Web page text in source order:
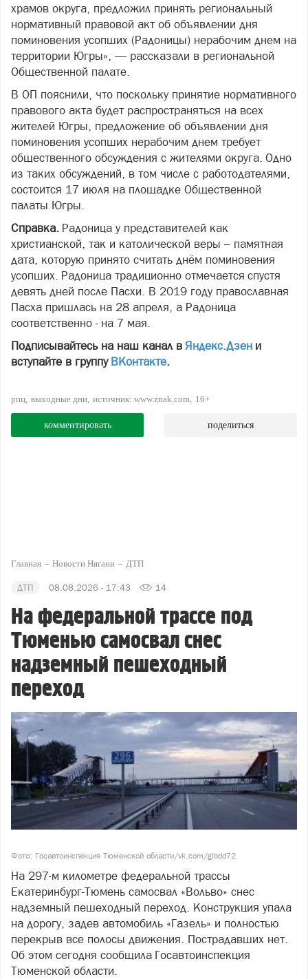
храмов округа, предложил принять региональный
нормативный правовой акт об объявлении дня
поминовения усопших (Радоницы) нерабочим днем на
территории Югры», — рассказали в региональной
Общественной палате.
В ОП пояснили, что поскольку принятие нормативного
правового акта будет распространяться на всех
жителей Югры, предложение об объявлении дня
поминовения усопших нерабочим днем требует
общественного обсуждения с жителями округа. Одно
из таких обсуждений, в том числе с работодателями,
состоится 17 июля на площадке Общественной
палаты Югры.
Справка. Радоница у представителей как
христианской, так и католической веры – памятная
дата, которую принято считать днём поминовения
усопших. Радоница традиционно отмечается спустя
девять дней после Пасхи. В 2019 году православная
Пасха пришлась на 28 апреля, а Радоница
соответственно - на 7 мая.
Подписывайтесь на наш канал в Яндекс.Дзен и
вступайте в группу ВКонтакте.
рпц выходные дни источник: www.znak.com 16+
комментировать поделиться
Главная Новости Нягани ДТП
ДТП 08.08.2026 - 17:43 14
На федеральной трассе под
Тюменью самосвал снес
надземный пешеходный
переход
Фото: Госавтоинспекция Тюменской области/vk.com/gibdd72
На 297-м километре федеральной трассы
Екатеринбург-Тюмень самосвал «Вольво» снес
надземный пешеходный переход. Конструкция упала
на дорогу, задев автомобиль «Газель» и полностью
перекрыв все полосы движения. Пострадавших нет.
Об этом сегодня сообщила Госавтоинспекция
Тюменской области.